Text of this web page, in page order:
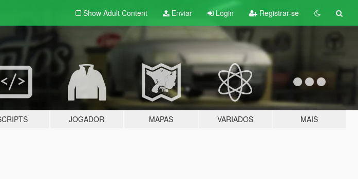
Show Adult Content Enviar Login Registrar-se
JOGADOR MAPAS VARIADOS MAIS